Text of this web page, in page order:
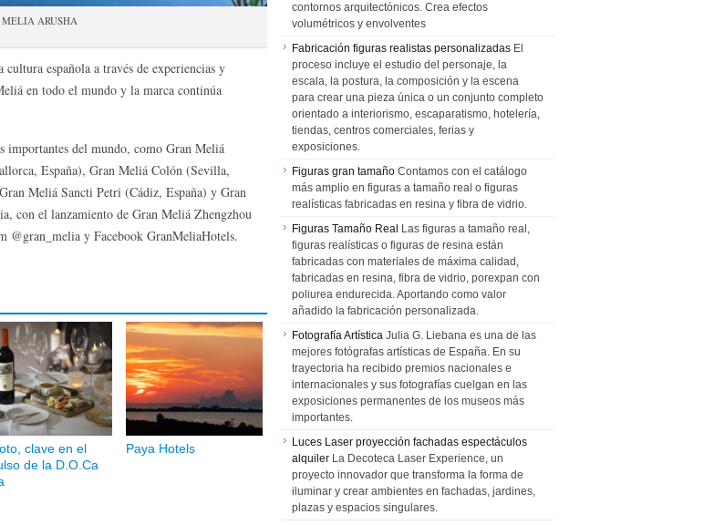
ARUSHA
española a través de experiencias y
en todo el mundo y la marca continúa
importantes del mundo, como Gran Meliá
España), Gran Meliá Colón (Sevilla,
Meliá Sancti Petri (Cádiz, España) y Gran
con el lanzamiento de Gran Meliá Zhengzhou
@gran_melia y Facebook GranMeliaHotels.
clave en el
de la D.O.Ca
Paya Hotels
contornos arquitectónicos. Crea efectos
volumétricos y envolventes
Fabricación figuras realistas personalizadas El
proceso incluye el estudio del personaje, la
escala, la postura, la composición y la escena
para crear una pieza única o un conjunto completo
orientado a interiorismo, escaparatismo, hotelería,
tiendas, centros comerciales, ferias y
exposiciones.
Figuras gran tamaño Contamos con el catálogo
más amplio en figuras a tamaño real o figuras
realísticas fabricadas en resina y fibra de vidrio.
Figuras Tamaño Real Las figuras a tamaño real,
figuras realísticas o figuras de resina están
fabricadas con materiales de máxima calidad,
fabricadas en resina, fibra de vidrio, porexpan con
poliurea endurecida. Aportando como valor
añadido la fabricación personalizada.
Fotografía Artística Julia G. Liebana es una de las
mejores fotógrafas artísticas de España. En su
trayectoria ha recibido premios nacionales e
internacionales y sus fotografías cuelgan en las
exposiciones permanentes de los museos más
importantes.
Luces Laser proyección fachadas espectáculos
alquiler La Decoteca Laser Experience, un
proyecto innovador que transforma la forma de
iluminar y crear ambientes en fachadas, jardines,
plazas y espacios singulares.